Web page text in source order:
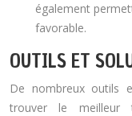
également
favorable.
OUTILS ET
De nombreux outils
trouver le